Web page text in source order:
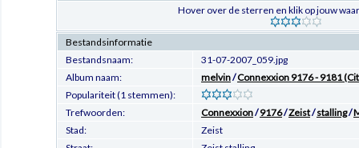
Hover over de sterren en klik op jouw
Bestandsinformatie
Bestandsnaam:
31-07-2007_059.jpg
Album naam:
melvin/Connexxion 9176 - 9181
Populariteit (1 stemmen):
Trefwoorden:
Connexxion/9176/Zeist/stalling/
Stad:
Zeist